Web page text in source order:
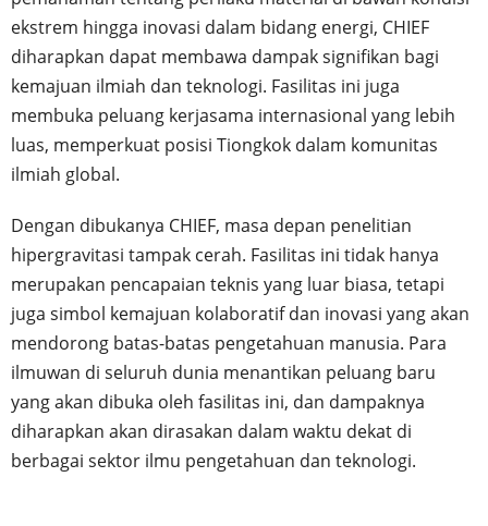
ekstrem hingga inovasi dalam bidang energi, CHIEF
diharapkan dapat membawa dampak signifikan bagi
kemajuan ilmiah dan teknologi. Fasilitas ini juga
membuka peluang kerjasama internasional yang lebih
luas, memperkuat posisi Tiongkok dalam komunitas
ilmiah global.
Dengan dibukanya CHIEF, masa depan penelitian
hipergravitasi tampak cerah. Fasilitas ini tidak hanya
merupakan pencapaian teknis yang luar biasa, tetapi
juga simbol kemajuan kolaboratif dan inovasi yang akan
mendorong batas-batas pengetahuan manusia. Para
ilmuwan di seluruh dunia menantikan peluang baru
yang akan dibuka oleh fasilitas ini, dan dampaknya
diharapkan akan dirasakan dalam waktu dekat di
berbagai sektor ilmu pengetahuan dan teknologi.